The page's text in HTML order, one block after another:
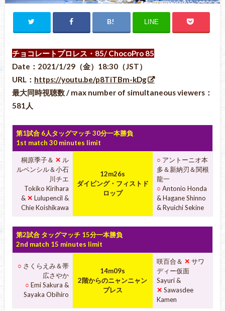
LINE
チョコレートプロレス・85/ ChocoPro 85
Date：2021/1/29（金） 18:30（JST）
URL： https://youtu.be/p8TiTBm-kDg
最大同時視聴数 / max number of simultaneous viewers：
581人
第1試合 6人タッグマッチ 30分一本勝負
1st match 30 minutes limit
桐原季子＆ ✕ ル
ルペンシル＆小石
川チエ
Tokiko Kirihara
& ✕ Lulupencil &
Chie Koishikawa
12m26s
ダイビング・フィストド
ロップ
○ アントーニオ本
多＆新納刃＆関根
龍一
○ Antonio Honda
& Hagane Shinno
& Ryuichi Sekine
第2試合 タッグマッチ 15分一本勝負
2nd match 15 minutes limit
○ さくらえみ＆帯
広さやか
○ Emi Sakura &
Sayaka Obihiro
14m09s
2階からのニャンニャン
プレス
咲百合＆ ✕ サワ
ディー仮面
Sayuri &
✕ Sawasdee
Kamen